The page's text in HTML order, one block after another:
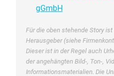
gGmbH
Für die oben stehende Story
Herausgeber (siehe
Dieser ist in der Regel auch
der angehängten Bild-, Ton-,
Informationsmaterialien. Die